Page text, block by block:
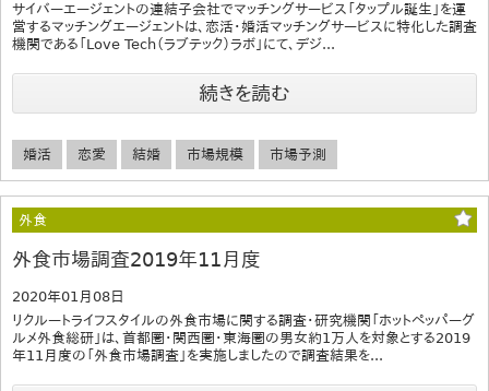
サイバーエージェントの連結子会社でマッチングサービス「タップル誕生」を運
営するマッチングエージェントは、恋活・婚活マッチングサービスに特化した調査
機関である「Love Tech（ラブテック）ラボ」にて、デジ...
続きを読む
婚活 恋愛 結婚 市場規模 市場予測
外食
外食市場調査2019年11月度
2020年01月08日
リクルートライフスタイルの外食市場に関する調査・研究機関「ホットペッパーグ
ルメ外食総研」は、首都圏・関西圏・東海圏の男女約1万人を対象とする2019
年11月度の「外食市場調査」を実施しましたので調査結果を...